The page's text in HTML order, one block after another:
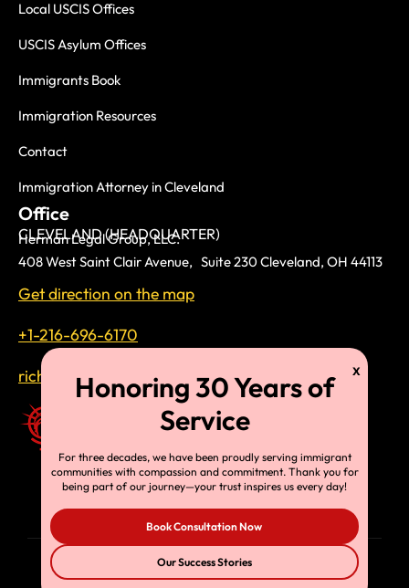
Local USCIS Offices
USCIS Asylum Offices
Immigrants Book
Immigration Resources
Contact
Immigration Attorney in Cleveland
Office
CLEVELAND (HEADQUARTER)
Herman Legal Group, LLC.
408 West Saint Clair Avenue, Suite 230 Cleveland, OH 44113
Get direction on the map
+1-216-696-6170
richardtmherman@gmail.com
© Copyright 2025, HLG, LLC. All Rights Reserved
For three decades, we have been proudly serving immigrant
communities with compassion and commitment. Thank you for
being part of our journey—your trust inspires us every day!
Book Consultation Now
Our Success Stories